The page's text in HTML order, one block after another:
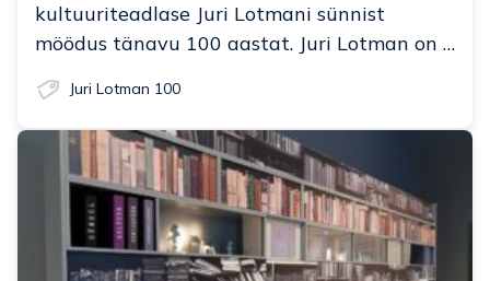
kultuuriteadlase Juri Lotmani sünnist
möödus tänavu 100 aastat. Juri Lotman on …
Juri Lotman 100